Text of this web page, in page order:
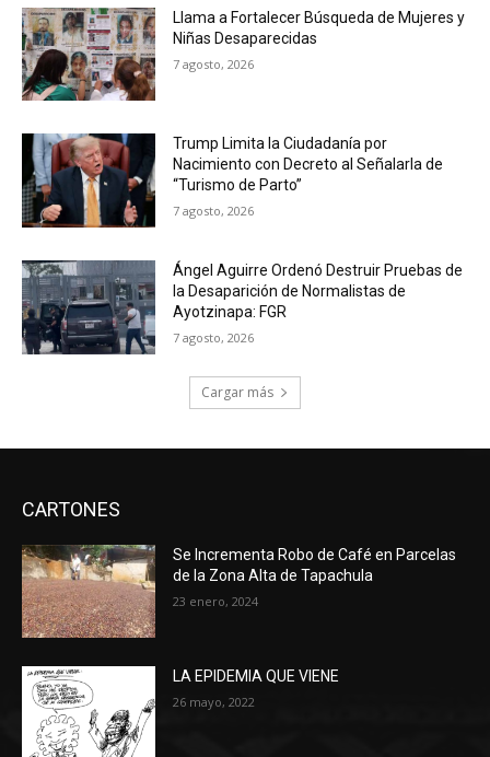
Llama a Fortalecer Búsqueda de Mujeres y
Niñas Desaparecidas
7 agosto, 2026
Trump Limita la Ciudadanía por
Nacimiento con Decreto al Señalarla de
“Turismo de Parto”
7 agosto, 2026
Ángel Aguirre Ordenó Destruir Pruebas de
la Desaparición de Normalistas de
Ayotzinapa: FGR
7 agosto, 2026
Cargar más
CARTONES
Se Incrementa Robo de Café en Parcelas
de la Zona Alta de Tapachula
23 enero, 2024
LA EPIDEMIA QUE VIENE
26 mayo, 2022